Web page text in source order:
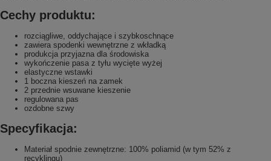
Cechy produktu:
rozciągliwe, oddychające i szybkoschnące
zawiera spodenki wewnętrzne z wkładką
produkcja przyjazna dla środowiska
wykończenie pasa z tyłu wycięte wyżej
elastyczne wstawki
1 boczna kieszeń na zamek
2 przednie wsuwane kieszenie
regulowana pas
ozdobne szwy
Specyfikacja:
Materiał spodnie zewnętrzne: 100% poliamid (w tym 52% z
recyklingu)